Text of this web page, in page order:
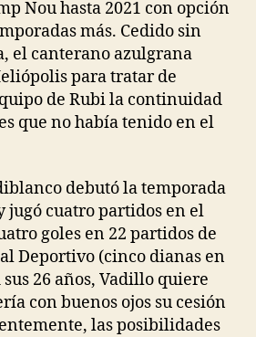
Nou hasta 2021 con opción
más. Cedido sin
el canterano azulgrana
para tratar de
de Rubi la continuidad
que no había tenido en el
debutó la temporada
jugó cuatro partidos en el
goles en 22 partidos de
Deportivo (cinco dianas en
26 años, Vadillo quiere
con buenos ojos su cesión
las posibilidades